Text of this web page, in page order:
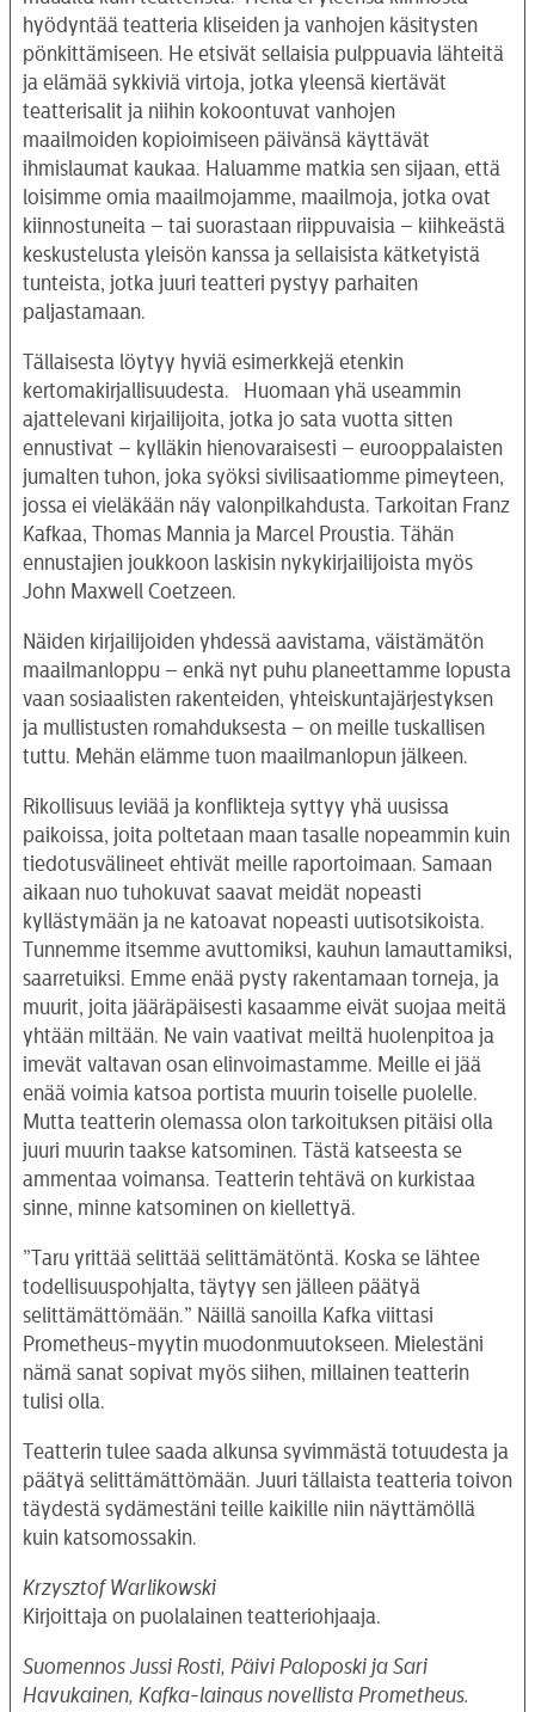
hyödyntää teatteria kliseiden ja vanhojen käsitysten
pönkittämiseen. He etsivät sellaisia pulppuavia lähteitä
ja elämää sykkiviä virtoja, jotka yleensä kiertävät
teatterisalit ja niihin kokoontuvat vanhojen
maailmoiden kopioimiseen päivänsä käyttävät
ihmislaumat kaukaa. Haluamme matkia sen sijaan, että
loisimme omia maailmojamme, maailmoja, jotka ovat
kiinnostuneita – tai suorastaan riippuvaisia – kiihkeästä
keskustelusta yleisön kanssa ja sellaisista kätketyistä
tunteista, jotka juuri teatteri pystyy parhaiten
paljastamaan.
Tällaisesta löytyy hyviä esimerkkejä etenkin
kertomakirjallisuudesta. Huomaan yhä useammin
ajattelevani kirjailijoita, jotka jo sata vuotta sitten
ennustivat – kylläkin hienovaraisesti – eurooppalaisten
jumalten tuhon, joka syöksi sivilisaatiomme pimeyteen,
jossa ei vieläkään näy valonpilkahdusta. Tarkoitan Franz
Kafkaa, Thomas Mannia ja Marcel Proustia. Tähän
ennustajien joukkoon laskisin nykykirjailijoista myös
John Maxwell Coetzeen.
Näiden kirjailijoiden yhdessä aavistama, väistämätön
maailmanloppu – enkä nyt puhu planeettamme lopusta
vaan sosiaalisten rakenteiden, yhteiskuntajärjestyksen
ja mullistusten romahduksesta – on meille tuskallisen
tuttu. Mehän elämme tuon maailmanlopun jälkeen.
Rikollisuus leviää ja konflikteja syttyy yhä uusissa
paikoissa, joita poltetaan maan tasalle nopeammin kuin
tiedotusvälineet ehtivät meille raportoimaan. Samaan
aikaan nuo tuhokuvat saavat meidät nopeasti
kyllästymään ja ne katoavat nopeasti uutisotsikoista.
Tunnemme itsemme avuttomiksi, kauhun lamauttamiksi,
saarretuiksi. Emme enää pysty rakentamaan torneja, ja
muurit, joita jääräpäisesti kasaamme eivät suojaa meitä
yhtään miltään. Ne vain vaativat meiltä huolenpitoa ja
imevät valtavan osan elinvoimastamme. Meille ei jää
enää voimia katsoa portista muurin toiselle puolelle.
Mutta teatterin olemassa olon tarkoituksen pitäisi olla
juuri muurin taakse katsominen. Tästä katseesta se
ammentaa voimansa. Teatterin tehtävä on kurkistaa
sinne, minne katsominen on kiellettyä.
”Taru yrittää selittää selittämätöntä. Koska se lähtee
todellisuuspohjalta, täytyy sen jälleen päätyä
selittämättömään.” Näillä sanoilla Kafka viittasi
Prometheus-myytin muodonmuutokseen. Mielestäni
nämä sanat sopivat myös siihen, millainen teatterin
tulisi olla.
Teatterin tulee saada alkunsa syvimmästä totuudesta ja
päätyä selittämättömään. Juuri tällaista teatteria toivon
täydestä sydämestäni teille kaikille niin näyttämöllä
kuin katsomossakin.
Krzysztof Warlikowski
Kirjoittaja on puolalainen teatteriohjaaja.
Suomennos Jussi Rosti, Päivi Paloposki ja Sari
Havukainen, Kafka-lainaus novellista Prometheus.